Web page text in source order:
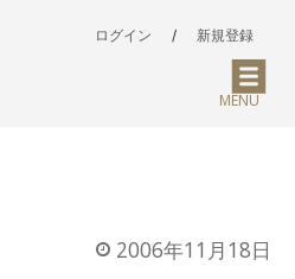
ログイン / 新規登録
MENU
2006年11月18日